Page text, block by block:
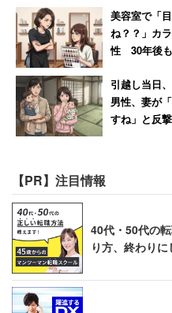
美容室で「
ね？？」カ
性 30年後
引越し当日
男性、妻が
すね」と反
【PR】注目情報
40代・50代の
り方、終わり